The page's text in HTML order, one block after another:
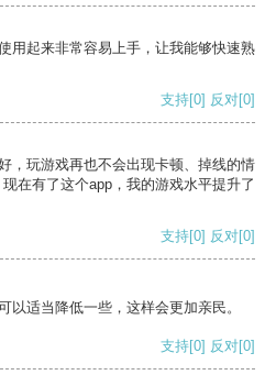
用起来非常容易上手，让我能够快速熟
支持[0] 反对[0]
，玩游戏再也不会出现卡顿、掉线的情
在有了这个app，我的游戏水平提升了
支持[0] 反对[0]
以适当降低一些，这样会更加亲民。
支持[0] 反对[0]